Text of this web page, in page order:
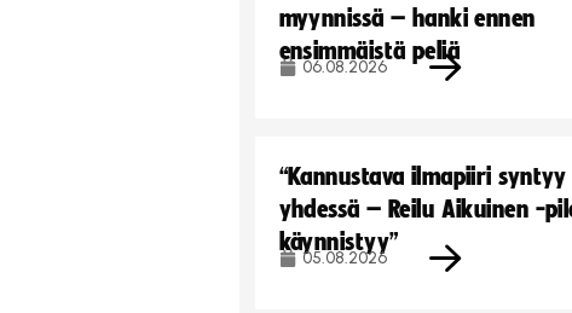
myynnissä – hanki ennen
ensimmäistä peliä
06.08.2026
“Kannustava ilmapiiri syntyy
yhdessä – Reilu Aikuinen -
käynnistyy”
05.08.2026